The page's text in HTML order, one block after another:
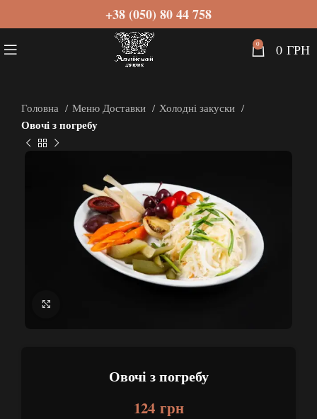
+38 (050) 80 44 758
0 0 ГРН
Головна Меню Доставки Холодні закуски
Овочі з погребу
Овочі з погребу
124 грн